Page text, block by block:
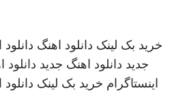
خرید بک لینک دانلود اهنگ
جدید دانلود اهنگ جدید دانلود
اینستاگرام خرید بک لینک